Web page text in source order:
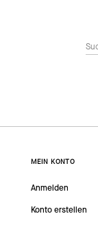
MEIN KONTO
Anmelden
Konto erstellen